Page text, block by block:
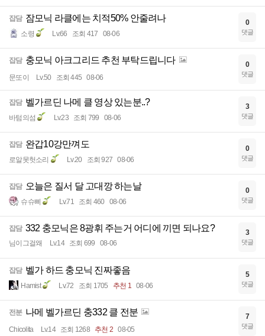
잡담 잠모닉 라클에는 치적50% 안줄려나
소령 Lv.66 조회 417 08-06
0
댓글
잡담 충모닉 아크그리드 추천 부탁드립니다
문또이 Lv.50 조회 445 08-06
0
댓글
잡담 벨가르딘 나메 클 영상 있는분..?
바텀의섬 Lv.23 조회 799 08-06
3
댓글
잡담 완갑10강만껴도
로알못헛소리 Lv.20 조회 927 08-06
0
댓글
잡담 오늘은 질서 달 고대깡 하는날
슈슈삐 Lv.71 조회 460 08-06
0
댓글
잡담 332 충모닉은 8광휘 주는거 어디에 끼면 되나요?
님이그걸왜 Lv.14 조회 699 08-06
3
댓글
잡담 벨가 하드 충모닉 진짜좋음
Hamist Lv.72 조회 1705 추천 1 08-06
5
댓글
전분 나메 벨가르딘 충332 클 전분
Chicolita Lv.14 조회 1268 추천 2 08-05
7
댓글